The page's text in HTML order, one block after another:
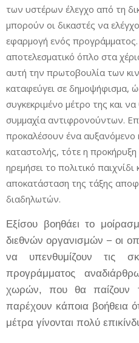
των υστέρων έλεγχο από τη
μπορούν οι δικαστές να
εφαρμογή ενός
αποτελεσματικό όπλο στα
αυτή την πρωτοβουλία των
καταφεύγει σε δημοψήφισμα,
συγκεκριμένο μέτρο της και να
συμμαχία αντιφρονούντων.
προκαλέσουν ένα αυξανόμενο
καταστολής, τότε η
ηρεμήσει το πολιτικό
αποκατάσταση της τάξης
διαδηλωτών.
Εξίσου βοηθάει το
διεθνών οργανισμών − οι
να υπενθυμίζουν τις
προγράμματος
χωρών, που θα παίζουν
παρέχουν κάποια βοήθεια
μέτρα γίνονται πολύ